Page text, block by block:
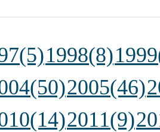
1998(8)
2005(46)
2011(9)